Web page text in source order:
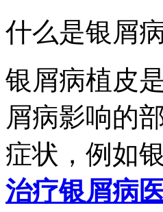
什么是银屑
银屑病植皮
屑病影响的
症状，例如
治疗银屑病